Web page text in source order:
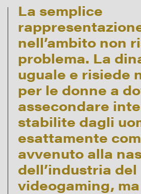
La semplice
nell’ambito non
problema. La
uguale e risiede
per le donne a
assecondare
stabilite dagli
esattamente
avvenuto alla
dell’industria del
videogaming,